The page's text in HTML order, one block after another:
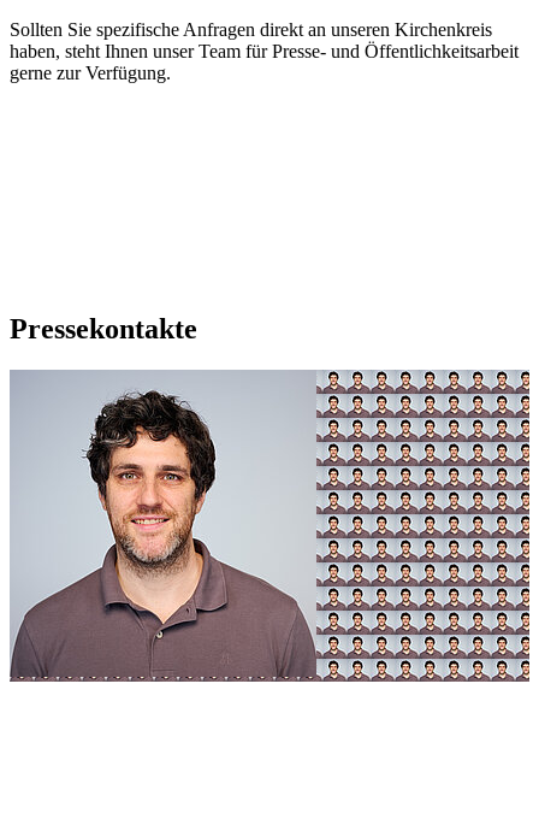
Sollten Sie spezifische Anfragen direkt an unseren Kirchenkreis
haben, steht Ihnen unser Team für Presse- und Öffentlichkeitsarbeit
gerne zur Verfügung.
Pressekontakte